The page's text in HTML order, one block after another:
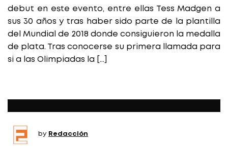
debut en este evento, entre ellas Tess Madgen a
sus 30 años y tras haber sido parte de la plantilla
del Mundial de 2018 donde consiguieron la medalla
de plata. Tras conocerse su primera llamada para
si a las Olimpiadas la […]
by Redacción